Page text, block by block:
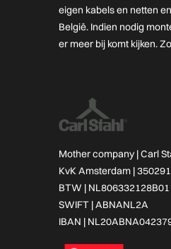
eigen kabels en netten
België. Indien nodig
er meer bij komt kijken.
Mother company |Carl
KvK Amsterdam |
BTW | NL806332128B01
SWIFT | ABNANL2A
IBAN |